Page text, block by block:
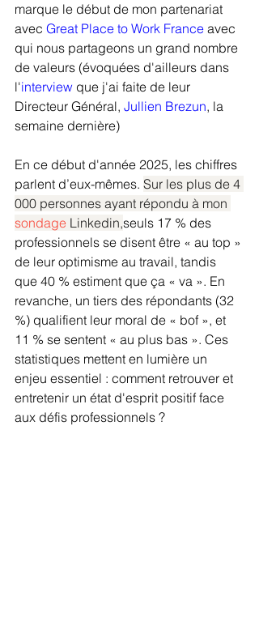
marque le début de mon partenariat
avec Great Place to Work France avec
qui nous partageons un grand nombre
de valeurs (évoquées d'ailleurs dans
l'interview que j'ai faite de leur
Directeur Général, Jullien Brezun, la
semaine dernière)
En ce début d'année 2025, les chiffres
parlent d’eux-mêmes. Sur les plus de 4
000 personnes ayant répondu à mon
sondage Linkedin,seuls 17 % des
professionnels se disent être « au top »
de leur optimisme au travail, tandis
que 40 % estiment que ça « va ». En
revanche, un tiers des répondants (32
%) qualifient leur moral de « bof », et
11 % se sentent « au plus bas ». Ces
statistiques mettent en lumière un
enjeu essentiel : comment retrouver et
entretenir un état d'esprit positif face
aux défis professionnels ?